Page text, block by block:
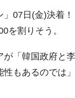
」07日(金)決着
を割りそう。
が「韓国政府と
性もあるのでは